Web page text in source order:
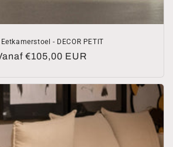
- DECOR PETIT
€105,00 EUR